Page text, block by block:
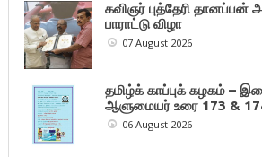
கவிஞர் புத்தேரி தானப்பன்
பாராட்டு விழா
07 August 2026
தமிழ்க் காப்புக் கழகம் –
ஆளுமையர் உரை 173 &
06 August 2026